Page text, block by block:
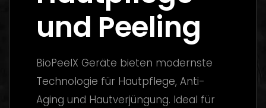
und Peeling
BioPeelX Geräte bieten modernste
Technologie für Hautpflege, Anti-
Aging und Hautverjüngung. Ideal für